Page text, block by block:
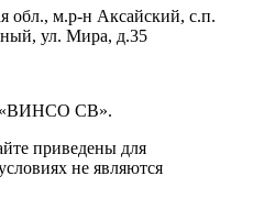
обл., м.р-н Аксайский, с.п.
ул. Мира, д.35
«ВИНСО СВ».
приведены для
не являются